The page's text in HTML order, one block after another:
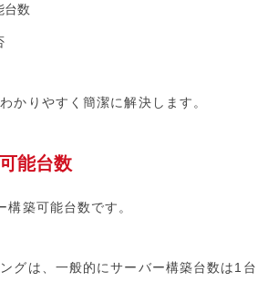
台数
かりやすく簡潔に解決します。
能台数
構築可能台数です。
グは、一般的にサーバー構築台数は1台